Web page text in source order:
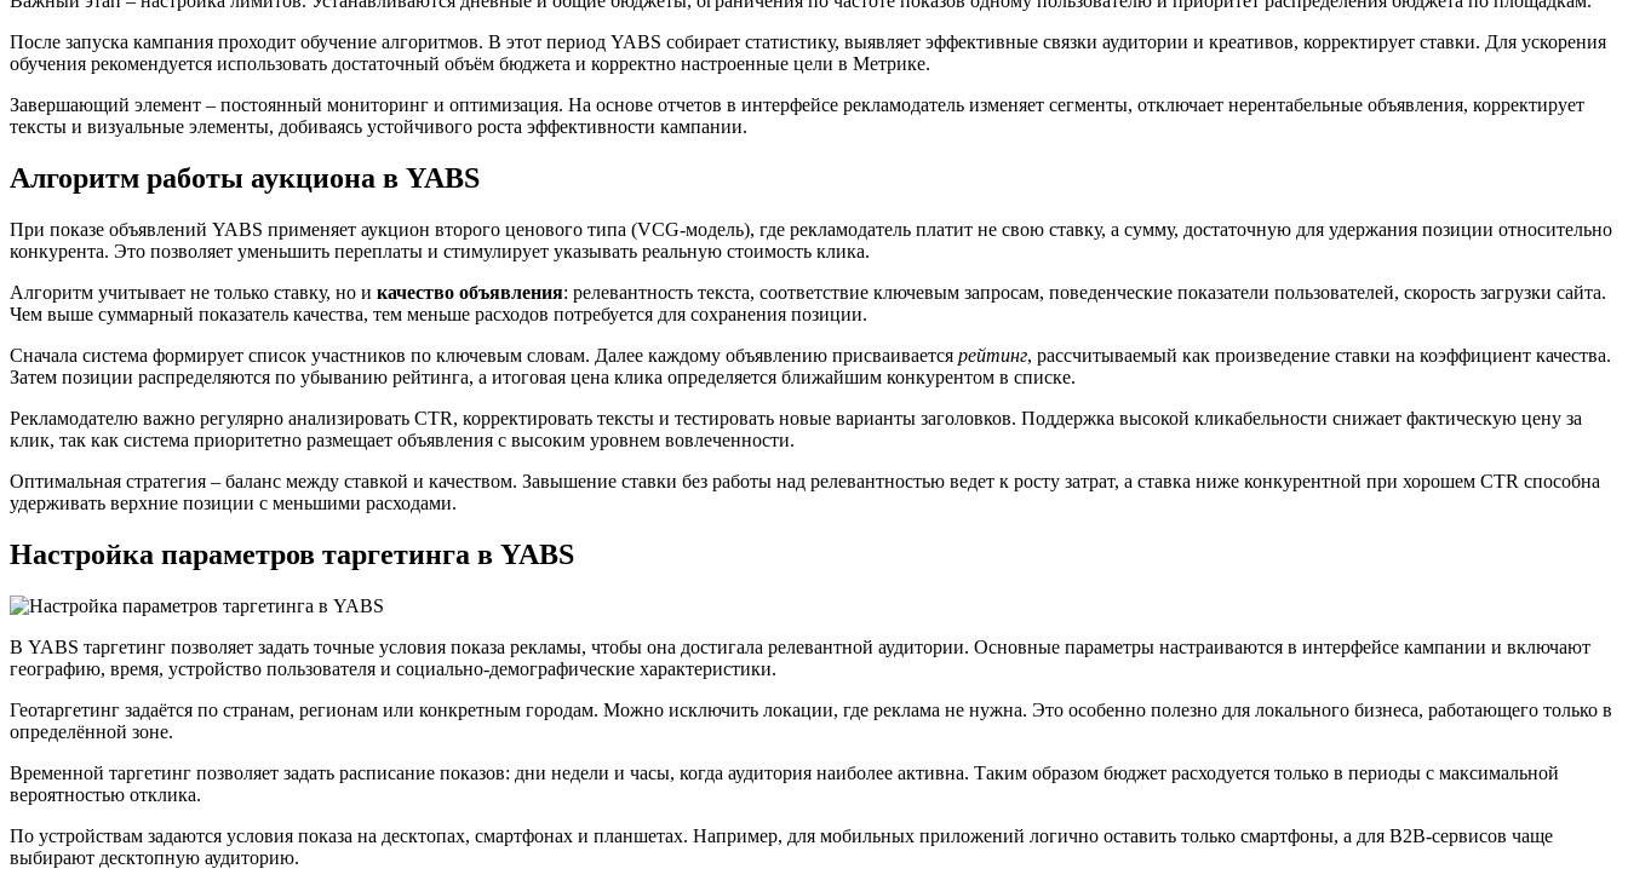
После запуска кампания проходит обучение алгоритмов. В этот период YABS собирает статистику, выявляет эффективные связки аудитории и креативов, корректирует ставки. Для ускорения
обучения рекомендуется использовать достаточный объём бюджета и корректно настроенные цели в Метрике.
Завершающий элемент – постоянный мониторинг и оптимизация. На основе отчетов в интерфейсе рекламодатель изменяет сегменты, отключает нерентабельные объявления, корректирует
тексты и визуальные элементы, добиваясь устойчивого роста эффективности кампании.
Алгоритм работы аукциона в YABS
При показе объявлений YABS применяет аукцион второго ценового типа (VCG-модель), где рекламодатель платит не свою ставку, а сумму, достаточную для удержания позиции относительно
конкурента. Это позволяет уменьшить переплаты и стимулирует указывать реальную стоимость клика.
Алгоритм учитывает не только ставку, но и качество объявления: релевантность текста, соответствие ключевым запросам, поведенческие показатели пользователей, скорость загрузки сайта.
Чем выше суммарный показатель качества, тем меньше расходов потребуется для сохранения позиции.
Сначала система формирует список участников по ключевым словам. Далее каждому объявлению присваивается рейтинг, рассчитываемый как произведение ставки на коэффициент качества.
Затем позиции распределяются по убыванию рейтинга, а итоговая цена клика определяется ближайшим конкурентом в списке.
Рекламодателю важно регулярно анализировать CTR, корректировать тексты и тестировать новые варианты заголовков. Поддержка высокой кликабельности снижает фактическую цену за
клик, так как система приоритетно размещает объявления с высоким уровнем вовлеченности.
Оптимальная стратегия – баланс между ставкой и качеством. Завышение ставки без работы над релевантностью ведет к росту затрат, а ставка ниже конкурентной при хорошем CTR способна
удерживать верхние позиции с меньшими расходами.
Настройка параметров таргетинга в YABS
В YABS таргетинг позволяет задать точные условия показа рекламы, чтобы она достигала релевантной аудитории. Основные параметры настраиваются в интерфейсе кампании и включают
географию, время, устройство пользователя и социально-демографические характеристики.
Геотаргетинг задаётся по странам, регионам или конкретным городам. Можно исключить локации, где реклама не нужна. Это особенно полезно для локального бизнеса, работающего только в
определённой зоне.
Временной таргетинг позволяет задать расписание показов: дни недели и часы, когда аудитория наиболее активна. Таким образом бюджет расходуется только в периоды с максимальной
вероятностью отклика.
По устройствам задаются условия показа на десктопах, смартфонах и планшетах. Например, для мобильных приложений логично оставить только смартфоны, а для B2B-сервисов чаще
выбирают десктопную аудиторию.